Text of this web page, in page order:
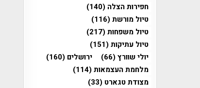
חפירות הצלה (140)
טיול מורשת(116)
טיול משפחות(217)
טיול עתיקות(151)
יולי שוורץ(66) ירושלים (160)
מלחמת העצמאות(114)
מצודת טגארט (33)